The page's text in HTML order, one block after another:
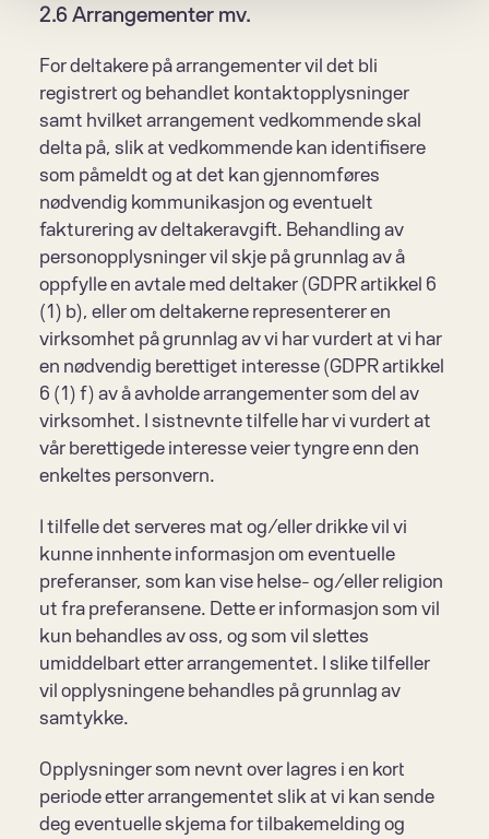
2.6 Arrangementer mv.
For deltakere på arrangementer vil det bli
registrert og behandlet kontaktopplysninger
samt hvilket arrangement vedkommende skal
delta på, slik at vedkommende kan identifisere
som påmeldt og at det kan gjennomføres
nødvendig kommunikasjon og eventuelt
fakturering av deltakeravgift. Behandling av
personopplysninger vil skje på grunnlag av å
oppfylle en avtale med deltaker (GDPR artikkel 6
(1) b), eller om deltakerne representerer en
virksomhet på grunnlag av vi har vurdert at vi har
en nødvendig berettiget interesse (GDPR artikkel
6 (1) f) av å avholde arrangementer som del av
virksomhet. I sistnevnte tilfelle har vi vurdert at
vår berettigede interesse veier tyngre enn den
enkeltes personvern.
I tilfelle det serveres mat og/eller drikke vil vi
kunne innhente informasjon om eventuelle
preferanser, som kan vise helse- og/eller religion
ut fra preferansene. Dette er informasjon som vil
kun behandles av oss, og som vil slettes
umiddelbart etter arrangementet. I slike tilfeller
vil opplysningene behandles på grunnlag av
samtykke.
Opplysninger som nevnt over lagres i en kort
periode etter arrangementet slik at vi kan sende
deg eventuelle skjema for tilbakemelding og